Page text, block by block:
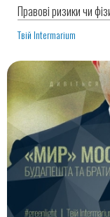
Правові ризики чи
Твій Intermarium